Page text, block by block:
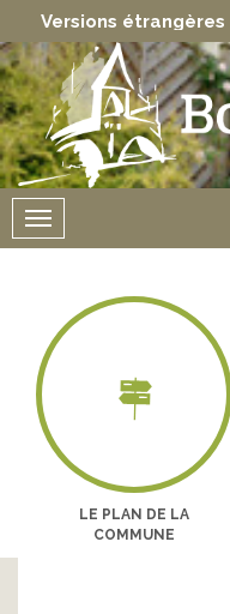
Powered by
Menu
LE PLAN DE LA
COMMUNE